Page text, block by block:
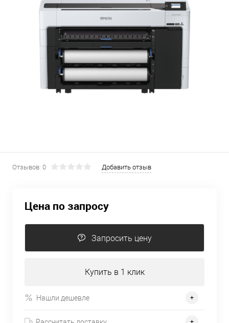
Отзывов: 0 Добавить отзыв
Цена по запросу
Запросить цену
Купить в 1 клик
Нашли дешевле